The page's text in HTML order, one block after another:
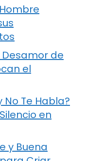
Desamor de
el
No Te Habla?
en
y Buena